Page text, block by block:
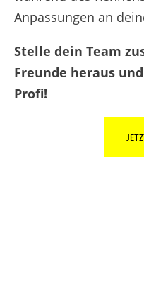
Anpassungen an
Stelle dein Team
Freunde heraus
Profi!